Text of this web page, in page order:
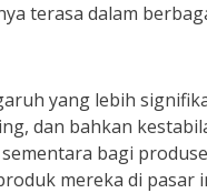
terasa dalam
yang lebih
dan bahkan
bagi
mereka di pasar